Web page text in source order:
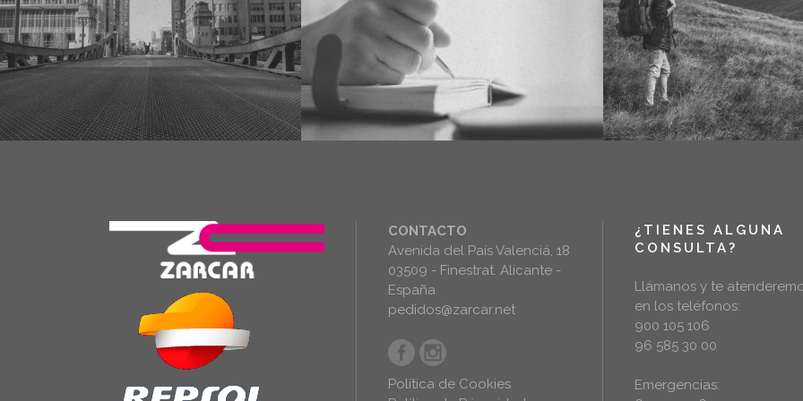
CONTACTO
Avenida del País Valenciá, 18
03509 - Finestrat. Alicante -
España
pedidos@zarcar.net
Política de Cookies
¿TIENES ALGUNA
CONSULTA?
Llámanos y te
en los teléfonos:
900 105 106
96 585 30 00
Emergencias: